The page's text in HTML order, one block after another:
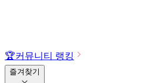
🏆커뮤니티 랭킹
즐겨찾기